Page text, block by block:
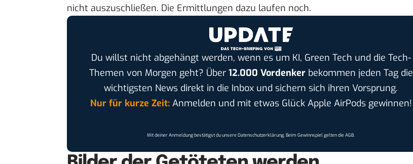
nicht auszuschließen. Die Ermittlungen dazu laufen noch.
Du willst nicht abgehängt werden, wenn es um KI, Green Tech und die Tech-
Themen von Morgen geht? Über 12.000 Vordenkerbekommen jeden Tag die
wichtigsten News direkt in die Inbox und sichern sich ihren Vorsprung.
Nur für kurze Zeit:Anmelden und mit etwas Glück Apple AirPods gewinnen!
Mit deiner Anmeldung bestätigst du unsereDatenschutzerklärung. Beim Gewinnspiel gelten dieAGB.